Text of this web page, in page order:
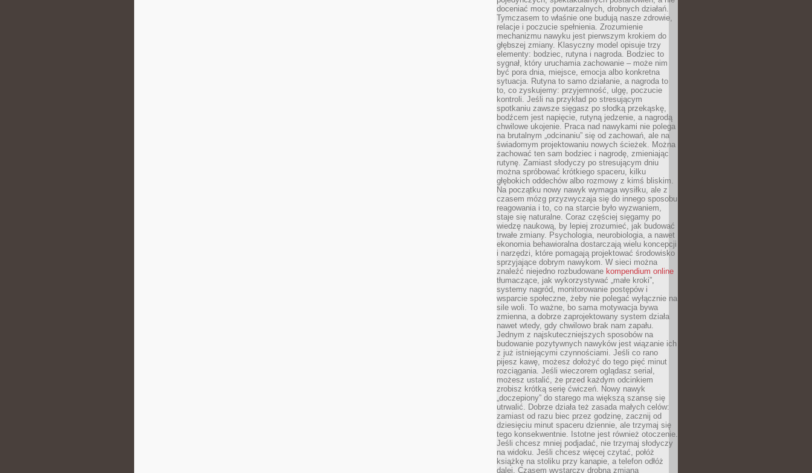
doceniać mocy powtarzalnych, drobnych działań.
Tymczasem to właśnie one budują nasze zdrowie,
relacje i poczucie spełnienia. Zrozumienie
mechanizmu nawyku jest pierwszym krokiem do
głębszej zmiany. Klasyczny model opisuje trzy
elementy: bodziec, rutyna i nagroda. Bodziec to
sygnał, który uruchamia zachowanie – może nim
być pora dnia, miejsce, emocja albo konkretna
sytuacja. Rutyna to samo działanie, a nagroda to
to, co zyskujemy: przyjemność, ulgę, poczucie
kontroli. Jeśli na przykład po stresującym
spotkaniu zawsze sięgasz po słodką przekąskę,
bodźcem jest napięcie, rutyną jedzenie, a nagrodą
chwilowe ukojenie. Praca nad nawykami nie polega
na brutalnym „odcinaniu” się od zachowań, ale na
świadomym projektowaniu nowych ścieżek. Można
zachować ten sam bodziec i nagrodę, zmieniając
rutynę. Zamiast słodyczy po stresującym dniu
można spróbować krótkiego spaceru, kilku
głębokich oddechów albo rozmowy z kimś bliskim.
Na początku nowy nawyk wymaga wysiłku, ale z
czasem mózg przyzwyczaja się do innego sposobu
reagowania i to, co na starcie było wyzwaniem,
staje się naturalne. Coraz częściej sięgamy po
wiedzę naukową, by lepiej zrozumieć, jak budować
trwałe zmiany. Psychologia, neurobiologia, a nawet
ekonomia behawioralna dostarczają wielu koncepcji
i narzędzi, które pomagają projektować środowisko
sprzyjające dobrym nawykom. W sieci można
znaleźć niejedno rozbudowane kompendium online
tłumaczące, jak wykorzystywać „małe kroki”,
systemy nagród, monitorowanie postępów i
wsparcie społeczne, żeby nie polegać wyłącznie na
sile woli. To ważne, bo sama motywacja bywa
zmienna, a dobrze zaprojektowany system działa
nawet wtedy, gdy chwilowo brak nam zapału.
Jednym z najskuteczniejszych sposobów na
budowanie pozytywnych nawyków jest wiązanie ich
z już istniejącymi czynnościami. Jeśli co rano
pijesz kawę, możesz dołożyć do tego pięć minut
rozciągania. Jeśli wieczorem oglądasz serial,
możesz ustalić, że przed każdym odcinkiem
zrobisz krótką serię ćwiczeń. Nowy nawyk
„doczepiony” do starego ma większą szansę się
utrwalić. Dobrze działa też zasada małych celów:
zamiast od razu biec przez godzinę, zacznij od
dziesięciu minut spaceru dziennie, ale trzymaj się
tego konsekwentnie. Istotne jest również otoczenie.
Jeśli chcesz mniej podjadać, nie trzymaj słodyczy
na widoku. Jeśli chcesz więcej czytać, połóż
książkę na stoliku przy kanapie, a telefon odłóż
dalej. Czasem wystarczy drobna zmiana